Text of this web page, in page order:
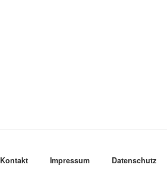
Kontakt
Impressum Datenschutz